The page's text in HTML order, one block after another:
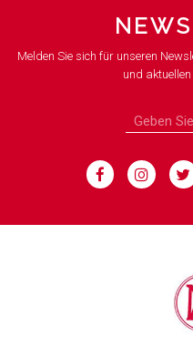
Melden Sie sich für unseren
und